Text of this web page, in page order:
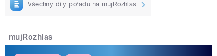
Všechny díly pořadu na mujRozhlas
mujRozhlas